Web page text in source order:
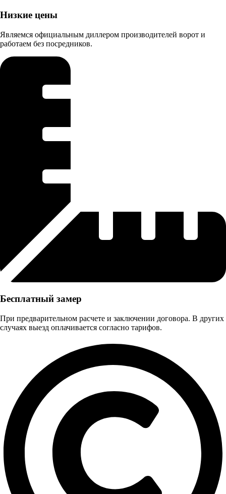
Низкие цены
Являемся официальным диллером производителей ворот и
работаем без посредников.
Бесплатный замер
При предварительном расчете и заключении договора. В других
случаях выезд оплачивается согласно тарифов.